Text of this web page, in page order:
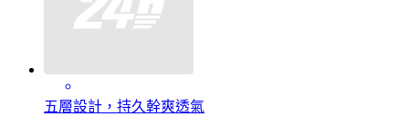
五層設計，持久幹爽透氣